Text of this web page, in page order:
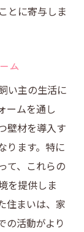
とに寄与しま
ム
い主の生活に
ームを通し
壁材を導入す
ります。特に
て、これらの
を提供しま
住まいは、家
の活動がより